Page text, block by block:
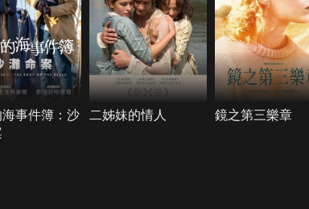
事件簿：沙
二姊妹的情人 鏡之第三樂章